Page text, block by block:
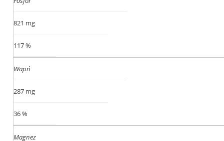
821 mg
117 %
Wapń
287 mg
36 %
Magnez